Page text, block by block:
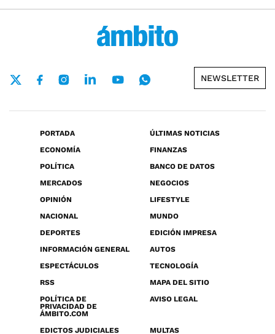
NEWSLETTER
PORTADA
ÚLTIMAS NOTICIAS
ECONOMÍA
FINANZAS
POLÍTICA
BANCO DE DATOS
MERCADOS
NEGOCIOS
OPINIÓN
LIFESTYLE
NACIONAL
MUNDO
DEPORTES
EDICIÓN IMPRESA
INFORMACIÓN GENERAL
AUTOS
ESPECTÁCULOS
TECNOLOGÍA
RSS
MAPA DEL SITIO
POLÍTICA DE
PRIVACIDAD DE
ÁMBITO.COM
AVISO LEGAL
EDICTOS JUDICIALES MULTAS